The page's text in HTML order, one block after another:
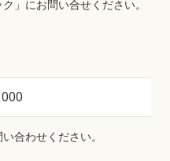
」にお問い合せください。
合わせください。